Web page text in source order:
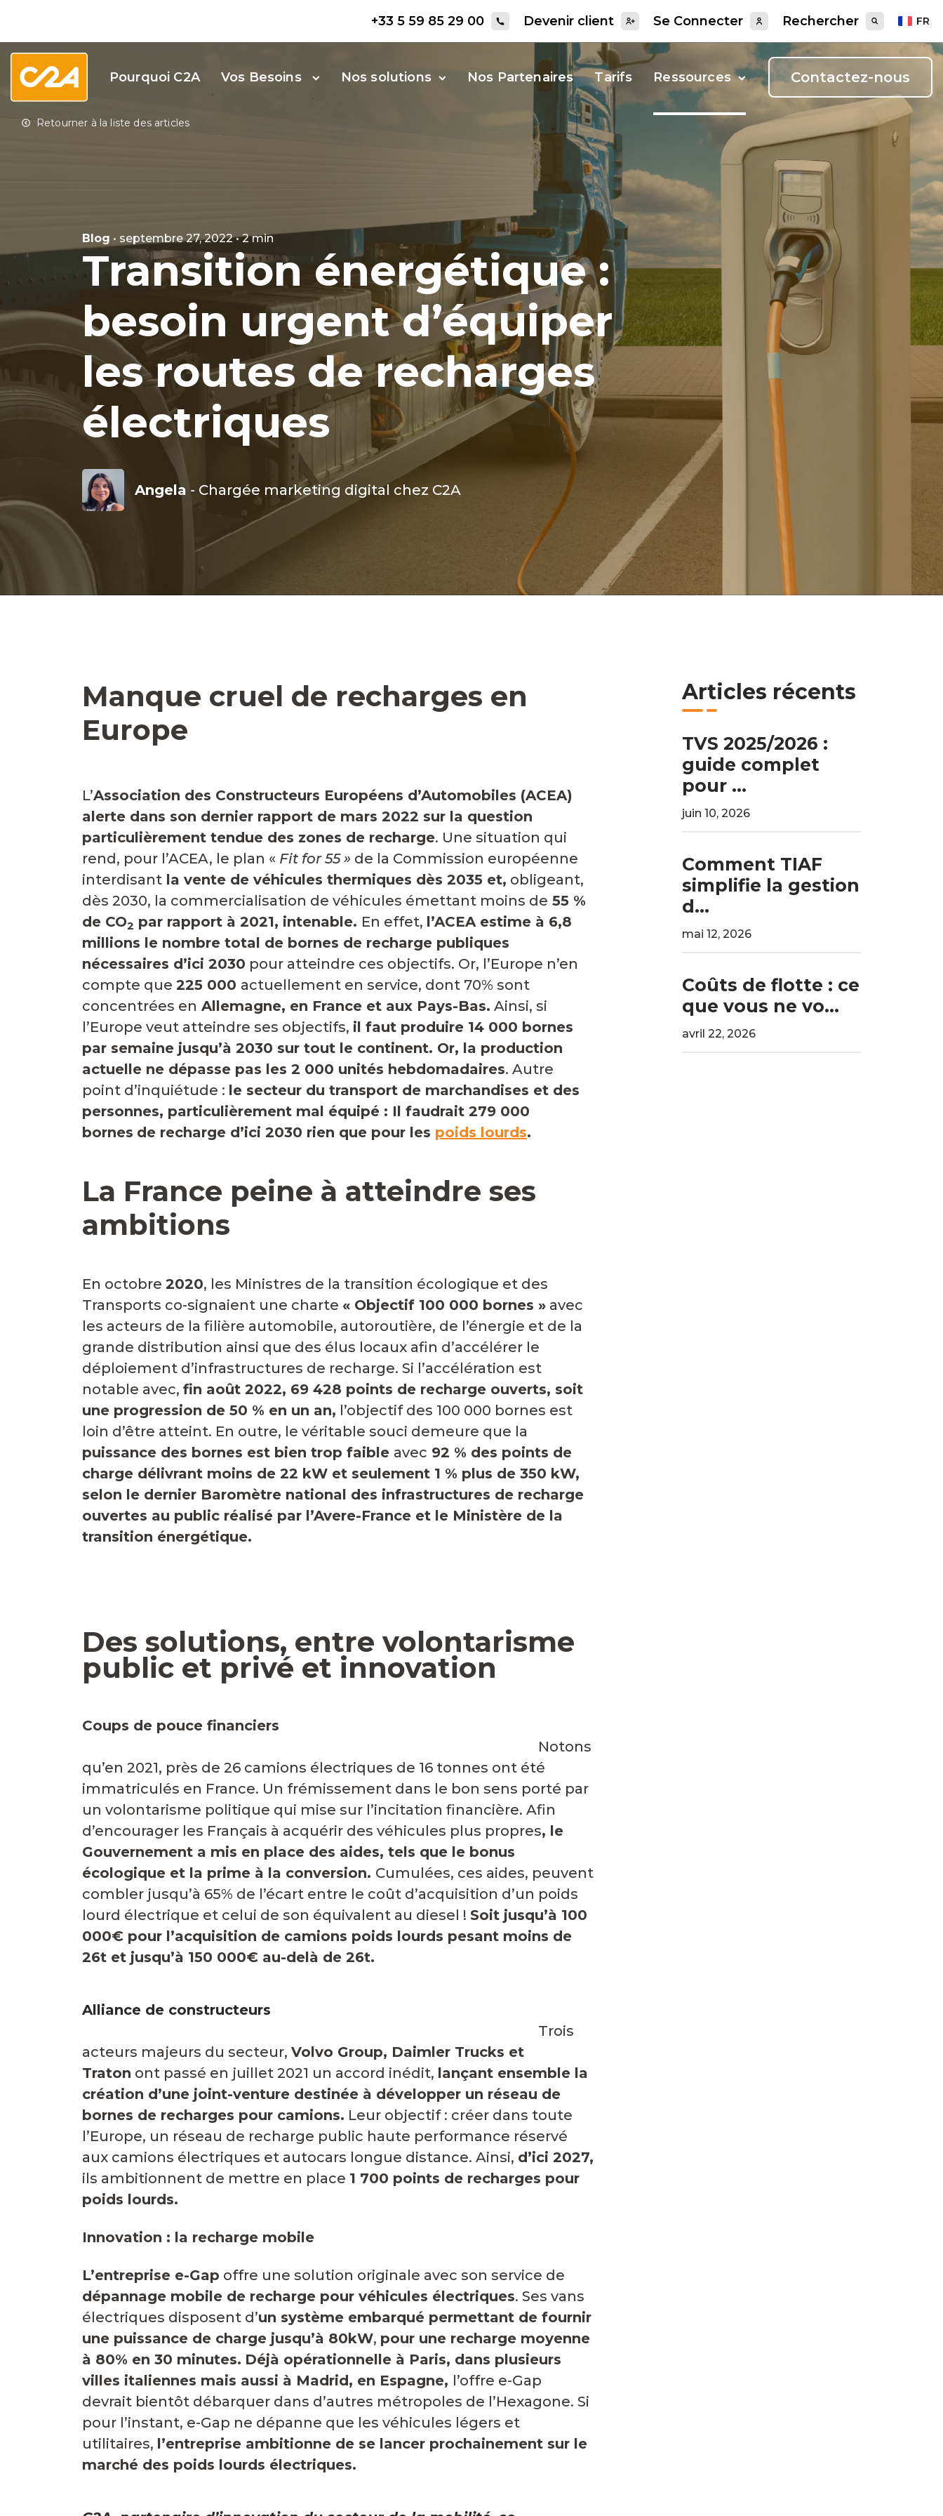
+33 5 59 85 29 00 Devenir client Se Connecter Rechercher FR
Pourquoi C2A Vos Besoins Nos solutions Nos Partenaires Tarifs Ressources Contactez-nous
Blog • septembre 27, 2022 • 2 min
Transition énergétique :
besoin urgent d’équiper
les routes de recharges
électriques
Angela - Chargée marketing digital chez C2A
Manque cruel de recharges en
Europe
L’Association des Constructeurs Européens d’Automobiles (ACEA)
alerte dans son dernier rapport de mars 2022 sur la question
particulièrement tendue des zones de recharge. Une situation qui
rend, pour l’ACEA, le plan « Fit for 55 » de la Commission européenne
interdisant la vente de véhicules thermiques dès 2035 et, obligeant,
dès 2030, la commercialisation de véhicules émettant moins de 55 %
de CO2 par rapport à 2021, intenable. En effet, l’ACEA estime à 6,8
millions le nombre total de bornes de recharge publiques
nécessaires d’ici 2030 pour atteindre ces objectifs. Or, l’Europe n’en
compte que 225 000 actuellement en service, dont 70% sont
concentrées en Allemagne, en France et aux Pays-Bas. Ainsi, si
l’Europe veut atteindre ses objectifs, il faut produire 14 000 bornes
par semaine jusqu’à 2030 sur tout le continent. Or, la production
actuelle ne dépasse pas les 2 000 unités hebdomadaires. Autre
point d’inquiétude : le secteur du transport de marchandises et des
personnes, particulièrement mal équipé : Il faudrait 279 000
bornes de recharge d’ici 2030 rien que pour les poids lourds.
La France peine à atteindre ses
ambitions
En octobre 2020, les Ministres de la transition écologique et des
Transports co-signaient une charte « Objectif 100 000 bornes » avec
les acteurs de la filière automobile, autoroutière, de l’énergie et de la
grande distribution ainsi que des élus locaux afin d’accélérer le
déploiement d’infrastructures de recharge. Si l’accélération est
notable avec, fin août 2022, 69 428 points de recharge ouverts, soit
une progression de 50 % en un an, l’objectif des 100 000 bornes est
loin d’être atteint. En outre, le véritable souci demeure que la
puissance des bornes est bien trop faible avec 92 % des points de
charge délivrant moins de 22 kW et seulement 1 % plus de 350 kW,
selon le dernier Baromètre national des infrastructures de recharge
ouvertes au public réalisé par l’Avere-France et le Ministère de la
transition énergétique.
Des solutions, entre volontarisme
public et privé et innovation
Coups de pouce financiers
Notons
qu’en 2021, près de 26 camions électriques de 16 tonnes ont été
immatriculés en France. Un frémissement dans le bon sens porté par
un volontarisme politique qui mise sur l’incitation financière. Afin
d’encourager les Français à acquérir des véhicules plus propres, le
Gouvernement a mis en place des aides, tels que le bonus
écologique et la prime à la conversion. Cumulées, ces aides, peuvent
combler jusqu’à 65% de l’écart entre le coût d’acquisition d’un poids
lourd électrique et celui de son équivalent au diesel ! Soit jusqu’à 100
000€ pour l’acquisition de camions poids lourds pesant moins de
26t et jusqu’à 150 000€ au-delà de 26t.
Alliance de constructeurs
Trois
acteurs majeurs du secteur, Volvo Group, Daimler Trucks et
Traton ont passé en juillet 2021 un accord inédit, lançant ensemble la
création d’une joint-venture destinée à développer un réseau de
bornes de recharges pour camions. Leur objectif : créer dans toute
l’Europe, un réseau de recharge public haute performance réservé
aux camions électriques et autocars longue distance. Ainsi, d’ici 2027,
ils ambitionnent de mettre en place 1 700 points de recharges pour
poids lourds.
Innovation : la recharge mobile
L’entreprise e-Gap offre une solution originale avec son service de
dépannage mobile de recharge pour véhicules électriques. Ses vans
électriques disposent d’un système embarqué permettant de fournir
une puissance de charge jusqu’à 80kW, pour une recharge moyenne
à 80% en 30 minutes. Déjà opérationnelle à Paris, dans plusieurs
villes italiennes mais aussi à Madrid, en Espagne, l’offre e-Gap
devrait bientôt débarquer dans d’autres métropoles de l’Hexagone. Si
pour l’instant, e-Gap ne dépanne que les véhicules légers et
utilitaires, l’entreprise ambitionne de se lancer prochainement sur le
marché des poids lourds électriques.
Articles récents
TVS 2025/2026 :
guide complet
pour ...
juin 10, 2026
Comment TIAF
simplifie la gestion
d...
mai 12, 2026
Coûts de flotte : ce
que vous ne vo...
avril 22, 2026